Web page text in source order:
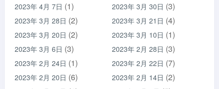
2023年 4月 7日 (1) 2023年 3月 30日 (3)
2023年 3月 28日 (2) 2023年 3月 21日 (4)
2023年 3月 20日 (2) 2023年 3月 10日 (1)
2023年 3月 6日 (3) 2023年 2月 28日 (3)
2023年 2月 24日 (1) 2023年 2月 22日 (7)
2023年 2月 20日 (6) 2023年 2月 14日 (2)